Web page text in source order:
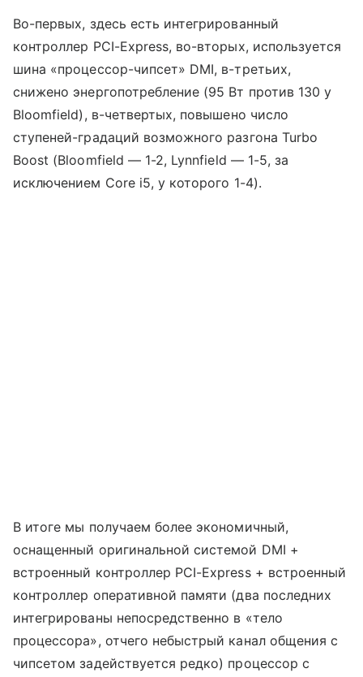
Во-первых, здесь есть интегрированный
контроллер PCI-Express, во-вторых, используется
шина «процессор-чипсет» DMI, в-третьих,
снижено энергопотребление (95 Вт против 130 у
Bloomfield), в-четвертых, повышено число
ступеней-градаций возможного разгона Turbo
Boost (Bloomfield — 1-2, Lynnfield — 1-5, за
исключением Core i5, у которого 1-4).
В итоге мы получаем более экономичный,
оснащенный оригинальной системой DMI +
встроенный контроллер PCI-Express + встроенный
контроллер оперативной памяти (два последних
интегрированы непосредственно в «тело
процессора», отчего небыстрый канал общения с
чипсетом задействуется редко) процессор с